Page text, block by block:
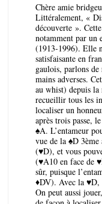
Chère amie
Littéralement, «
découverte ».
notamment par un
(1913-1996). Elle
satisfaisante en
gaulois, parlons
mains adverses.
au whist) depuis
recueillir tous les
localiser un
après trois passe,
♠A. L’entameur
vue de la ♠D
(♥D), et vous
(♥A10 en face de
sûr, puisque
♦DV). Avec la
On peut aussi